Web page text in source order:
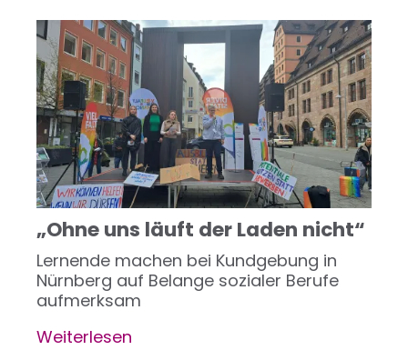
Urkundenverleihung:
Ein
besonderer
Meilenstein
in
der
Pflegeausbildung
„Ohne uns läuft der Laden nicht“
Lernende machen bei Kundgebung in
Nürnberg auf Belange sozialer Berufe
aufmerksam
Weiterlesen